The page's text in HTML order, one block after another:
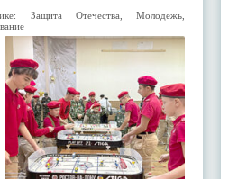
Защита Отечества Молодежь,